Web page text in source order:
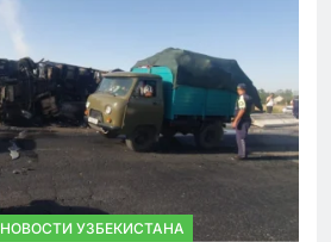
НОВОСТИ УЗБЕКИСТАНА